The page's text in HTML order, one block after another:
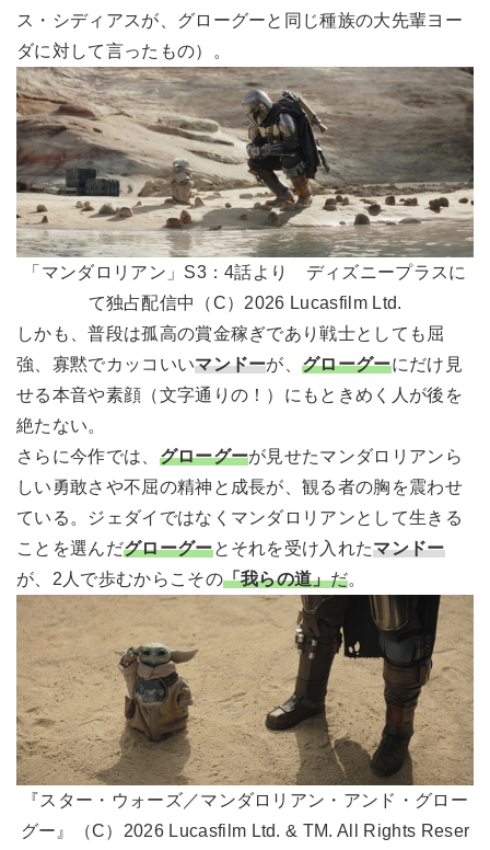
ス・シディアスが、グローグーと同じ種族の大先輩ヨー
ダに対して言ったもの）。
「マンダロリアン」S3：4話より ディズニープラスに
て独占配信中（C）2026 Lucasfilm Ltd.
しかも、普段は孤高の賞金稼ぎであり戦士としても屈
強、寡黙でカッコいいマンドーが、グローグーにだけ見
せる本音や素顔（文字通りの！）にもときめく人が後を
絶たない。
さらに今作では、 グローグーが見せたマンダロリアンら
しい勇敢さや不屈の精神と成長が、観る者の胸を震わせ
ている。ジェダイではなくマンダロリアンとして生きる
ことを選んだグローグーとそれを受け入れたマンドー
が、2人で歩むからこその「我らの道」だ。
『スター・ウォーズ／マンダロリアン・アンド・グロー
グー』（C）2026 Lucasfilm Ltd. & TM. All Rights Reser